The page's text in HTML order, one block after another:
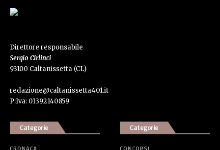
Direttore responsabile
Sergio Cirlinci
93100 Caltanissetta (CL)
redazione@caltanissetta401.it
P:Iva: 01392140859
Categorie
CRONACA
Categorie
CONCORSI